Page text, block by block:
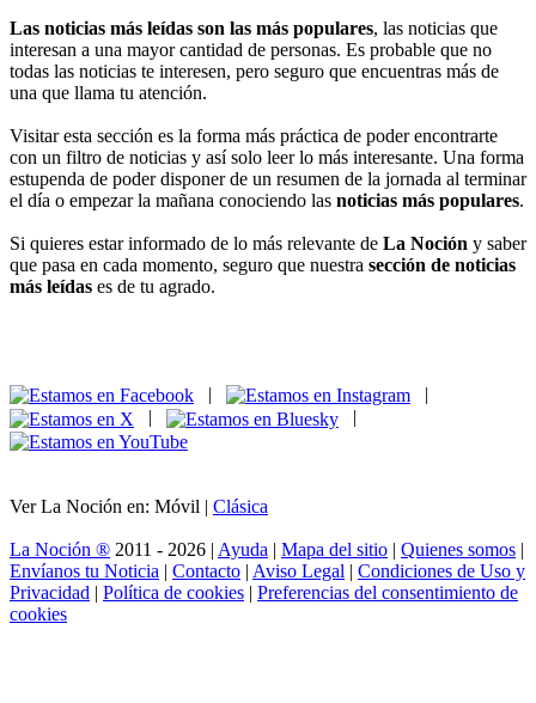
Las noticias más leídas son las más populares, las noticias que
interesan a una mayor cantidad de personas. Es probable que no
todas las noticias te interesen, pero seguro que encuentras más de
una que llama tu atención.
Visitar esta sección es la forma más práctica de poder encontrarte
con un filtro de noticias y así solo leer lo más interesante. Una forma
estupenda de poder disponer de un resumen de la jornada al terminar
el día o empezar la mañana conociendo las noticias más populares.
Si quieres estar informado de lo más relevante de La Noción y saber
que pasa en cada momento, seguro que nuestra sección de noticias
más leídas es de tu agrado.
|
|
|
|
Ver La Noción en: Móvil | Clásica
La Noción ® 2011 - 2026 | Ayuda | Mapa del sitio | Quienes somos |
Envíanos tu Noticia | Contacto | Aviso Legal | Condiciones de Uso y
Privacidad | Política de cookies | Preferencias del consentimiento de
cookies